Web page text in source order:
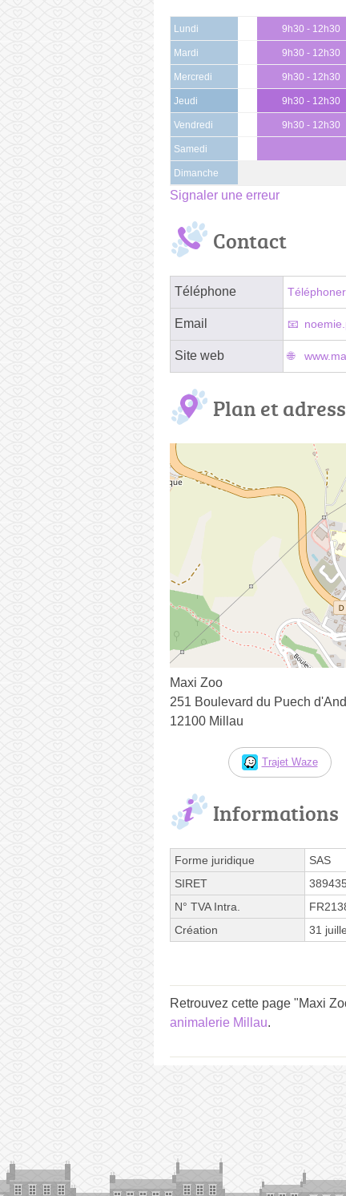
Lundi 9h30 - 12h30
Mardi 9h30 - 12h30
Mercredi 9h30 - 12h30
Jeudi 9h30 - 12h30
Vendredi 9h30 - 12h30
Samedi
Dimanche
Signaler une erreur
Contact
Téléphone
Email
Site web
Plan et
Maxi Zoo
251 Boulevard du Puech
12100 Millau
Trajet Waze
Informations
Forme juridique
SAS
SIRET
N° TVA Intra.
Création
31
Retrouvez cette page "Maxi
animalerie Millau.